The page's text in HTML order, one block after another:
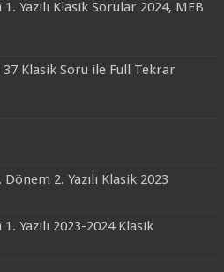
Yazılı Klasik Sorular 2024, MEB
37 Klasik Soru ile Full Tekrar
2. Yazılı Klasik 2023
Yazılı 2023-2024 Klasik